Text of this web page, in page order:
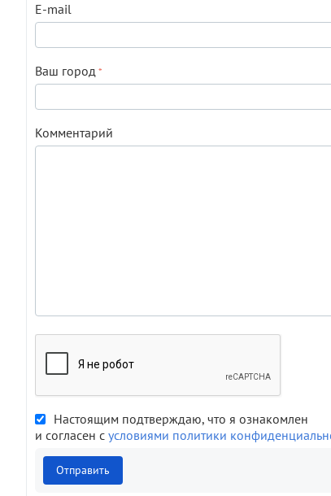
E-mail
Ваш город
Комментарий
Настоящим подтверждаю, что я ознакомлен
и согласен с условиями политики
Отправить